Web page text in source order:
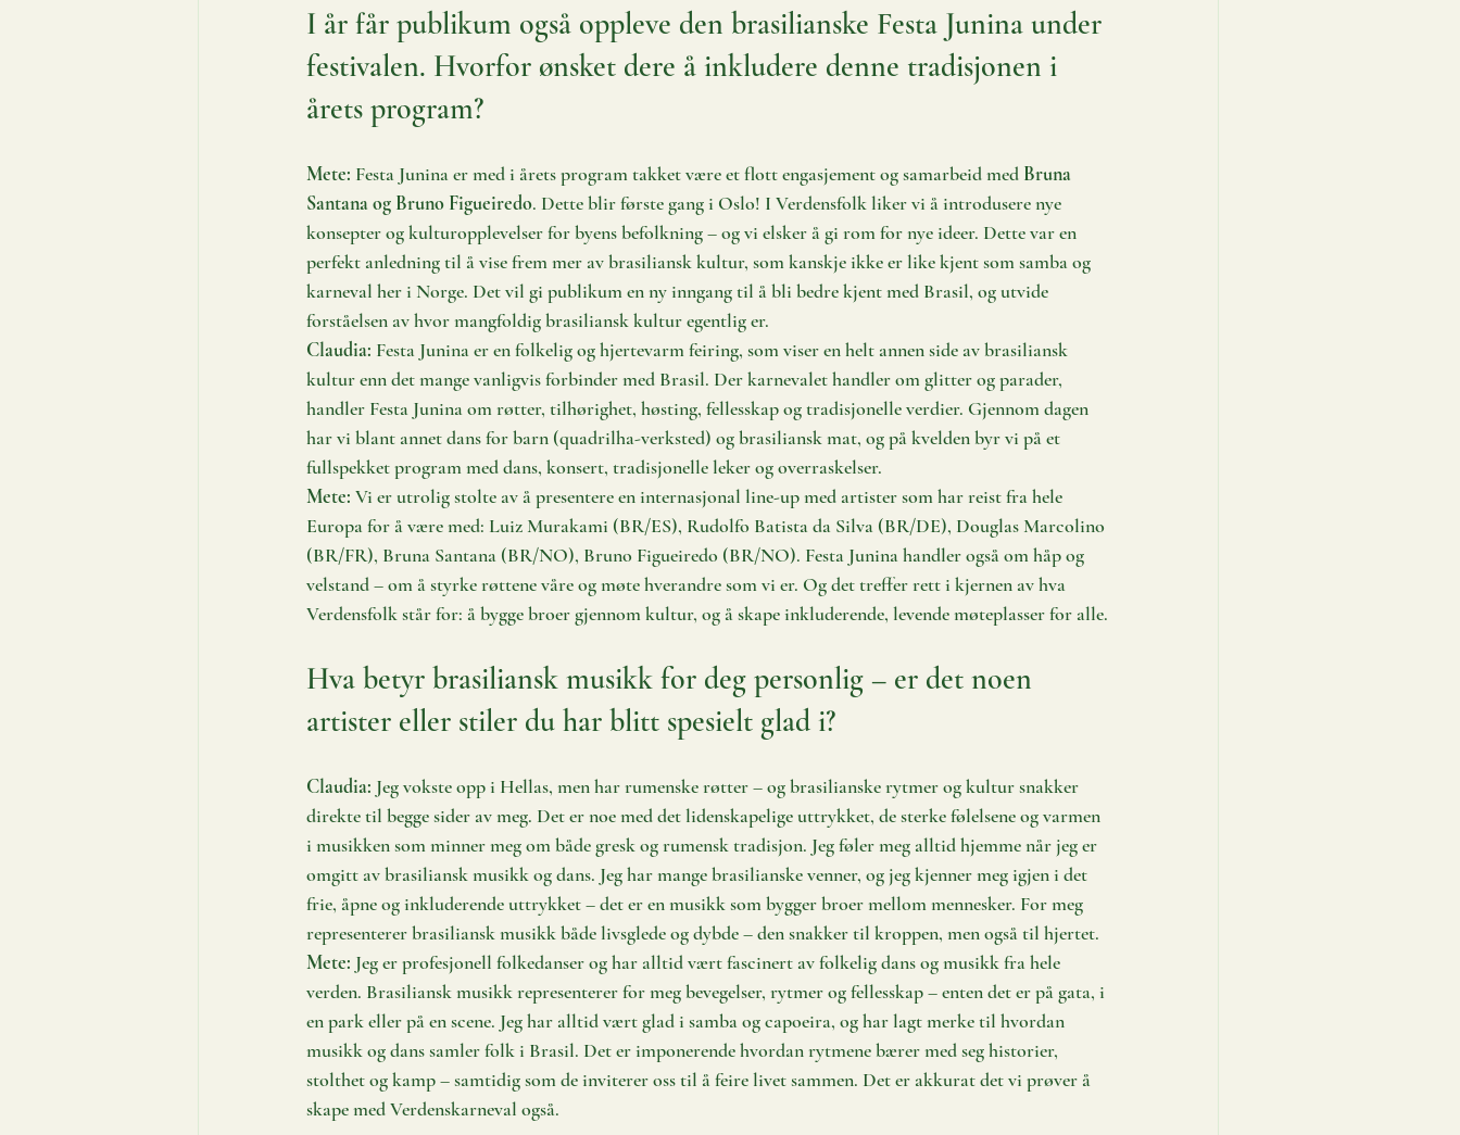
I år får publikum også oppleve den brasilianske Festa Junina under
festivalen. Hvorfor ønsket dere å inkludere denne tradisjonen i
årets program?
Mete: Festa Junina er med i årets program takket være et flott engasjement og samarbeid med Bruna
Santana og Bruno Figueiredo. Dette blir første gang i Oslo! I Verdensfolk liker vi å introdusere nye
konsepter og kulturopplevelser for byens befolkning – og vi elsker å gi rom for nye ideer. Dette var en
perfekt anledning til å vise frem mer av brasiliansk kultur, som kanskje ikke er like kjent som samba og
karneval her i Norge. Det vil gi publikum en ny inngang til å bli bedre kjent med Brasil, og utvide
forståelsen av hvor mangfoldig brasiliansk kultur egentlig er.
Claudia: Festa Junina er en folkelig og hjertevarm feiring, som viser en helt annen side av brasiliansk
kultur enn det mange vanligvis forbinder med Brasil. Der karnevalet handler om glitter og parader,
handler Festa Junina om røtter, tilhørighet, høsting, fellesskap og tradisjonelle verdier. Gjennom dagen
har vi blant annet dans for barn (quadrilha-verksted) og brasiliansk mat, og på kvelden byr vi på et
fullspekket program med dans, konsert, tradisjonelle leker og overraskelser.
Mete: Vi er utrolig stolte av å presentere en internasjonal line-up med artister som har reist fra hele
Europa for å være med: Luiz Murakami (BR/ES), Rudolfo Batista da Silva (BR/DE), Douglas Marcolino
(BR/FR), Bruna Santana (BR/NO), Bruno Figueiredo (BR/NO). Festa Junina handler også om håp og
velstand – om å styrke røttene våre og møte hverandre som vi er. Og det treffer rett i kjernen av hva
Verdensfolk står for: å bygge broer gjennom kultur, og å skape inkluderende, levende møteplasser for alle.
Hva betyr brasiliansk musikk for deg personlig – er det noen
artister eller stiler du har blitt spesielt glad i?
Claudia: Jeg vokste opp i Hellas, men har rumenske røtter – og brasilianske rytmer og kultur snakker
direkte til begge sider av meg. Det er noe med det lidenskapelige uttrykket, de sterke følelsene og varmen
i musikken som minner meg om både gresk og rumensk tradisjon. Jeg føler meg alltid hjemme når jeg er
omgitt av brasiliansk musikk og dans. Jeg har mange brasilianske venner, og jeg kjenner meg igjen i det
frie, åpne og inkluderende uttrykket – det er en musikk som bygger broer mellom mennesker. For meg
representerer brasiliansk musikk både livsglede og dybde – den snakker til kroppen, men også til hjertet.
Mete: Jeg er profesjonell folkedanser og har alltid vært fascinert av folkelig dans og musikk fra hele
verden. Brasiliansk musikk representerer for meg bevegelser, rytmer og fellesskap – enten det er på gata, i
en park eller på en scene. Jeg har alltid vært glad i samba og capoeira, og har lagt merke til hvordan
musikk og dans samler folk i Brasil. Det er imponerende hvordan rytmene bærer med seg historier,
stolthet og kamp – samtidig som de inviterer oss til å feire livet sammen. Det er akkurat det vi prøver å
skape med Verdenskarneval også.